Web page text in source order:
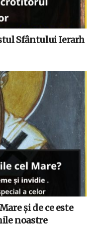
Sfântului Ierarh
și de ce este
noastre